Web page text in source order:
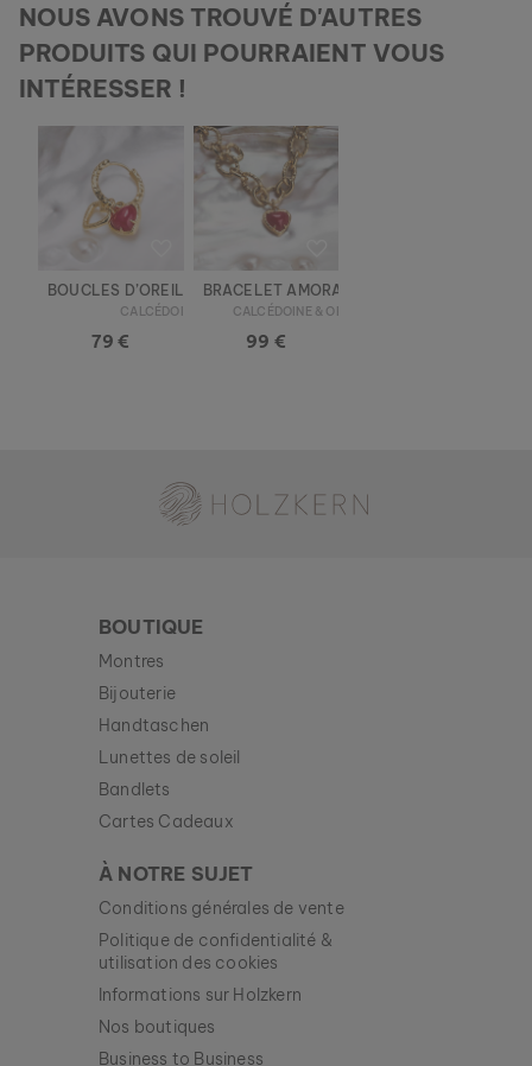
AVENTURINE & OR
99 €
Nouveau
NOUS AVONS TROUVÉ D'AUTRES
PRODUITS QUI POURRAIENT VOUS
INTÉRESSER !
BOUCLES D’OREILLES AMORANCE
CALCÉDOINE & OR
79 €
BRACELET AMORANCE
CALCÉDOINE & OR
99 €
BOUTIQUE
Montres
Bijouterie
Handtaschen
Lunettes de soleil
Bandlets
Cartes Cadeaux
À NOTRE SUJET
Conditions générales de vente
Politique de confidentialité &
utilisation des cookies
Informations sur Holzkern
Nos boutiques
Business to Business